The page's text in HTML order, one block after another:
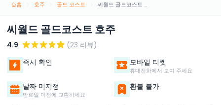
홈 호주 골드 코스트 씨월드 골드코스트 호주
씨월드 골드코스트 호주
4.9
(23 리뷰)
즉시 확인
모바일 티켓
휴대전화에서 보여 주세요
날짜 미지정
만료일 이전에 교환하세요
환불 불가